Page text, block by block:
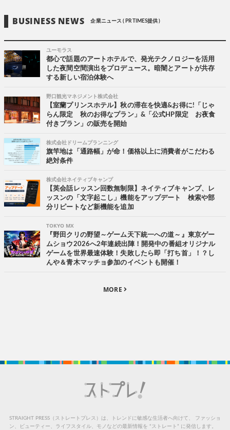
BUSINESS NEWS 企業ニュース ( PR TIMES提供 )
ユーモラス
都心で話題のアートホテルで、発光テクノロジーを活用
した夜間空間演出をプロデュース。暗闇とアートが共存
する新しい宿泊体験へ
野口観光マネジメント株式会社
【室蘭プリンスホテル】秋の滞在を快適&お得に!「じゃ
らん限定 秋のお得なプラン」&「公式HP限定 お夜食
付きプラン」の販売を開始
株式会社ドリームプランニング
旗竿地は「通路幅」が命！価格以上に消費者がこだわる
絶対条件
株式会社ネイティブキャンプ
【英会話レッスン回数無制限】ネイティブキャンプ、レ
ッスンの「文字起こし」機能をアップデート 検索や部
分リピートなど新機能を追加
TOKYO MX
『野田クリの野望～ゲーム天下統一への道～』東京ゲー
ムショウ2026へ2年連続出陣！開発中の番組オリジナル
ゲームを世界最速体験！失敗したら即「打ち首」！？し
んや＆青木マッチョ参加のイベントも開催！
MORE
STRAIGHT PRESS（ストレートプレス）は、トレンドに敏感な生活者へ向けて、
ファッショ
ン、ビューティー、ライフスタイル、モノなどの最新情報を “ストレート” に発信します。